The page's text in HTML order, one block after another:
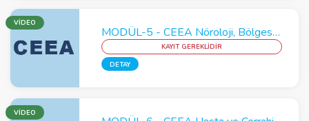
VİDEO
MODÜL-5 - CEEA Nöroloji, Bölgesel Anestezi ve Ağrı Yönetimi Modülü
KAYIT GEREKLİDİR
DETAY
VİDEO